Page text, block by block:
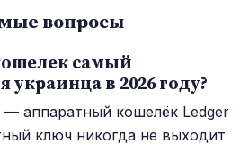
вопросы
самый
украинца в 2026 году?
аппаратный кошелёк Ledger
ключ никогда не выходит